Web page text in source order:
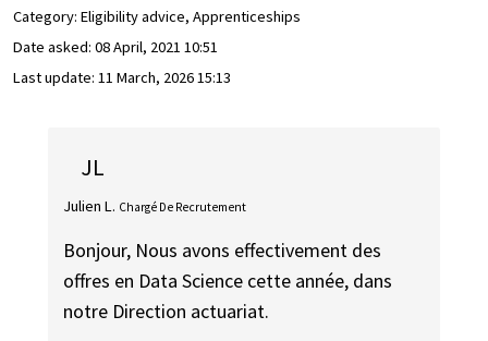
Category: Eligibility advice, Apprenticeships
Date asked: 08 April, 2021 10:51
Last update: 11 March, 2026 15:13
JL
Julien L. Chargé De Recrutement
Bonjour, Nous avons effectivement des
offres en Data Science cette année, dans
notre Direction actuariat.